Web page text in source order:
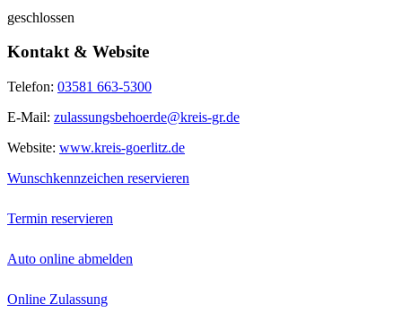
geschlossen
Kontakt & Website
Telefon: 03581 663-5300
E-Mail: zulassungsbehoerde@kreis-gr.de
Website: www.kreis-goerlitz.de
Wunschkennzeichen reservieren
Termin reservieren
Auto online abmelden
Online Zulassung